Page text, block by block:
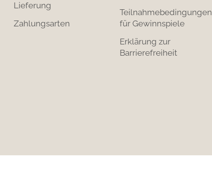
Lieferung
Zahlungsarten
Teilnahmebedingungen
für Gewinnspiele
Erklärung zur
Barrierefreiheit